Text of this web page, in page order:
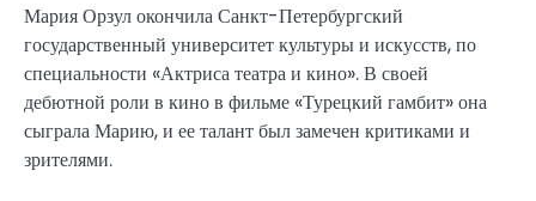
Мария Орзул окончила Санкт-Петербургский
государственный университет культуры и искусств, по
специальности «Актриса театра и кино». В своей
дебютной роли в кино в фильме «Турецкий гамбит» она
сыграла Марию, и ее талант был замечен критиками и
зрителями.